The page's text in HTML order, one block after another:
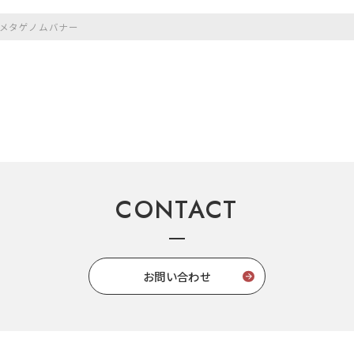
タゲノムバナー
CONTACT
お問い合わせ